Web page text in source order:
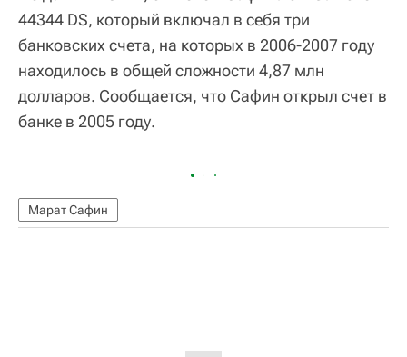
44344 DS, который включал в себя три
банковских счета, на которых в 2006-2007 году
находилось в общей сложности 4,87 млн
долларов. Сообщается, что Сафин открыл счет в
банке в 2005 году.
Марат Сафин